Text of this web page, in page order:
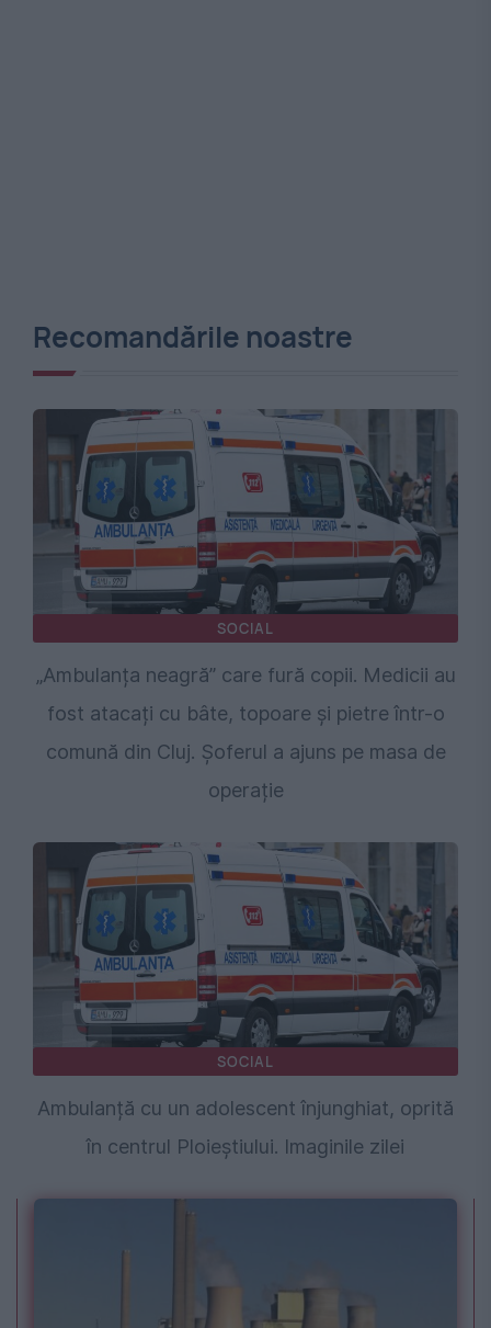
Recomandările noastre
SOCIAL
„Ambulanța neagră” care fură copii. Medicii au
fost atacați cu bâte, topoare și pietre într-o
comună din Cluj. Șoferul a ajuns pe masa de
operație
SOCIAL
Ambulanță cu un adolescent înjunghiat, oprită
în centrul Ploieștiului. Imaginile zilei